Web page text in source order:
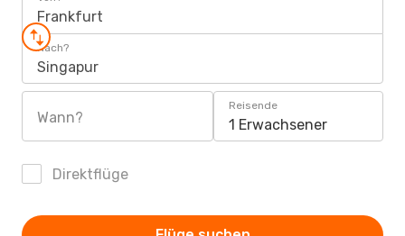
Frankfurt
Nach?
Singapur
Wann?
Reisende
1 Erwachsener
Direktflüge